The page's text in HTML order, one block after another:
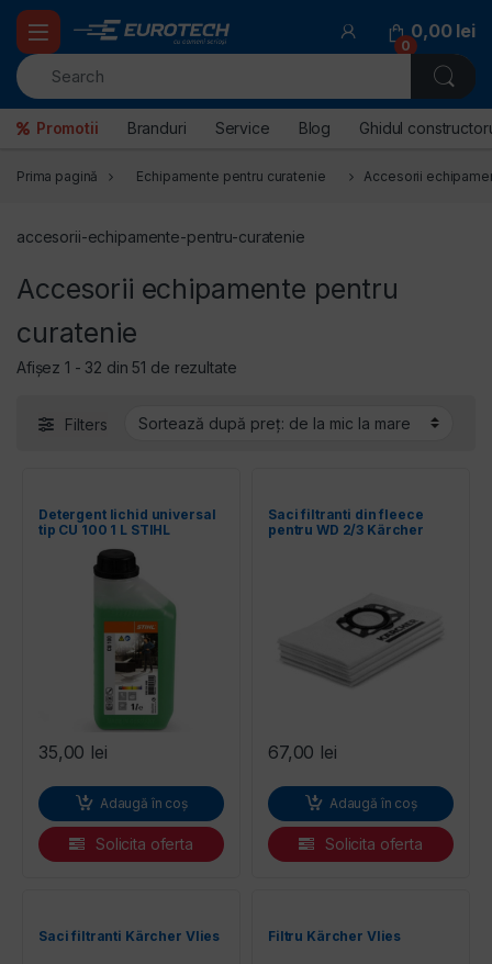
Skip to navigation
Skip to content
0
0,00 lei
Promotii Branduri Service Blog Ghidul
Prima pagină Echipamente pentru curatenie Accesorii
accesorii-echipamente-pentru-curatenie
Accesorii echipamente pentru
curatenie
Afișez 1 - 32 din 51 de rezultateSortat după preț: de la mic la mare
Filters
Detergent lichid universal
tip CU 100 1 L STIHL
35,00 lei
Adaugă în coș
Solicita oferta
Saci filtranti din fleece
pentru WD 2/3 Kärcher
67,00 lei
Adaugă în coș
Solicita oferta
Saci filtranti Kärcher Vlies Filtru Kärcher Vlies